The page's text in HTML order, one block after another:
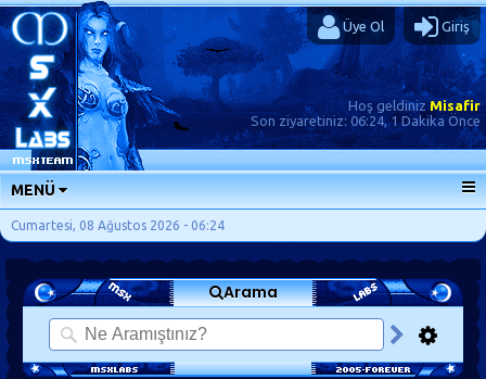
Üye Ol Giriş
Hoş geldinizMisafir
Son ziyaretiniz: 06:24, 1 Dakika Önce
MENÜ
ANA SAYFA
FORUMLAR
SORU-CEVAP
GÜNLÜKLER
SON MESAJLAR
Cumartesi, 08 Ağustos 2026 - 06:24
Arama